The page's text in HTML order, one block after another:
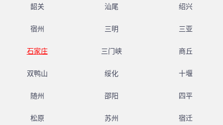
韶关 汕尾 绍兴
宿州 三明 三亚
石家庄 三门峡 商丘
双鸭山 绥化 十堰
随州 邵阳 四平
松原 苏州 宿迁